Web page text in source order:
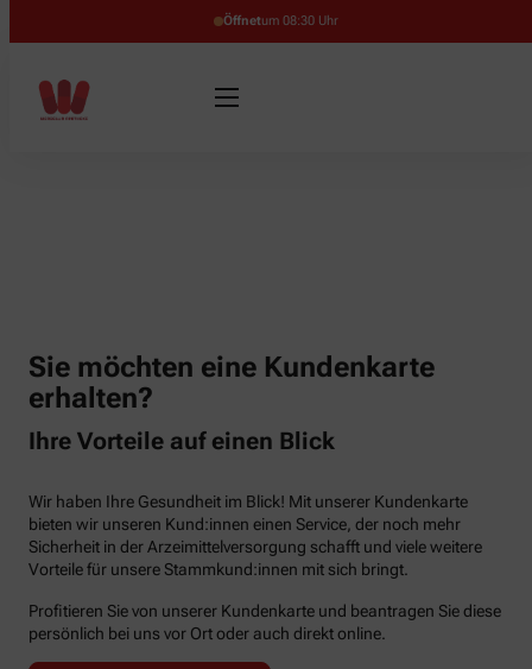
Öffnetum 08:30 Uhr
Sie möchten eine Kundenkarte
erhalten?
Ihre Vorteile auf einen Blick
Wir haben Ihre Gesundheit im Blick! Mit unserer Kundenkarte
bieten wir unseren Kund:innen einen Service, der noch mehr
Sicherheit in der Arzeimittelversorgung schafft und viele weitere
Vorteile für unsere Stammkund:innen mit sich bringt.
Profitieren Sie von unserer Kundenkarte und beantragen Sie diese
persönlich bei uns vor Ort oder auch direkt online.